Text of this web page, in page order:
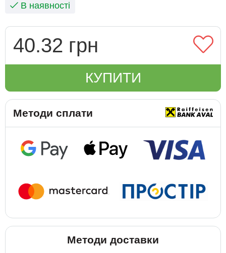
В наявності
40.32 грн
КУПИТИ
Методи сплати
Методи доставки